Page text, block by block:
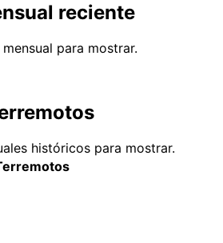
reciente
para mostrar.
históricos para mostrar.